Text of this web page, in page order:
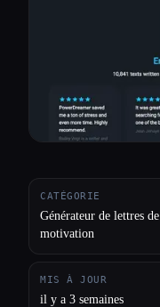
CATÉGORIE
Générateur de lettres de
motivation
MIS À JOUR
il y a 3 semaines